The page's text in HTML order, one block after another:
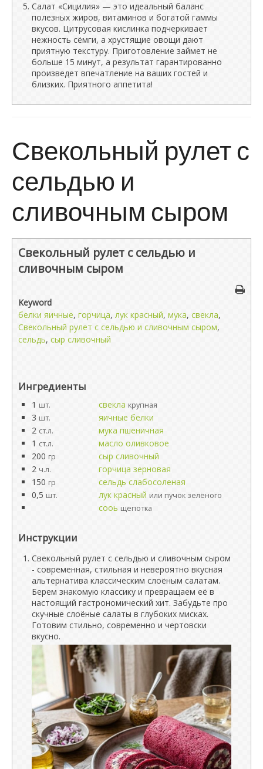
Салат «Сицилия» — это идеальный баланс
полезных жиров, витаминов и богатой гаммы
вкусов. Цитрусовая кислинка подчеркивает
нежность сёмги, а хрустящие овощи дают
приятную текстуру. Приготовление займет не
больше 15 минут, а результат гарантированно
произведет впечатление на ваших гостей и
близких. Приятного аппетита!
Свекольный рулет с
сельдью и
сливочным сыром
Свекольный рулет с сельдью и
сливочным сыром
Keyword
белки яичные, горчица, лук красный, мука, свекла,
Свекольный рулет с сельдью и сливочным сыром,
сельдь, сыр сливочный
Ингредиенты
1 шт. свекла крупная
3 шт.
яичные белки
2 ст.л.
мука пшеничная
1 ст.л.
масло оливковое
200 гр
сыр сливочный
2 ч.л.
горчица зерновая
150 гр
сельдь слабосоленая
0,5 шт. лук красный или пучок зелёного
сооь щепотка
Инструкции
Свекольный рулет с сельдью и сливочным сыром
- современная, стильная и невероятно вкусная
альтернатива классическим слоёным салатам.
Берем знакомую классику и превращаем её в
настоящий гастрономический хит. Забудьте про
скучные слоёные салаты в глубоких мисках.
Готовим стильно, современно и чертовски
вкусно.